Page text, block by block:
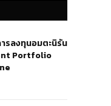
รลงทุนอมตะนิรัน
Portfolio